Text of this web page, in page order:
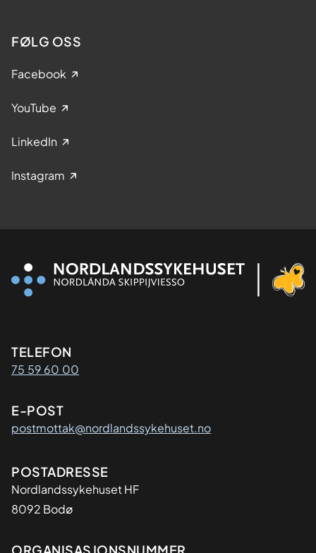
FØLG OSS
Facebook
YouTube
LinkedIn
Instagram
Kontaktinformasjon
TELEFON
75 59 60 00
E-POST
postmottak@nordlandssykehuset.no
Adresse
POSTADRESSE
Nordlandssykehuset HF
8092 Bodø